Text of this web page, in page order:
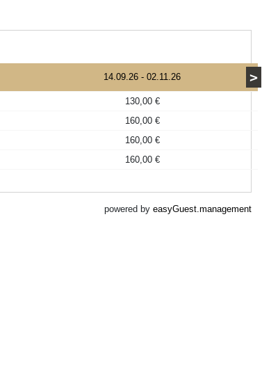
>
14.09.26 - 02.11.26
130,00 €
160,00 €
160,00 €
160,00 €
powered by easyGuest.management